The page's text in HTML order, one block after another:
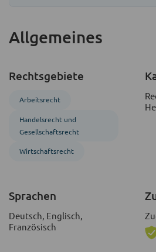
Allgemeines
Rechtsgebiete
Arbeitsrecht
Handels­recht und
Gesellschafts­recht
Wirtschaftsrecht
Sprachen
Deutsch, Englisch,
Französisch